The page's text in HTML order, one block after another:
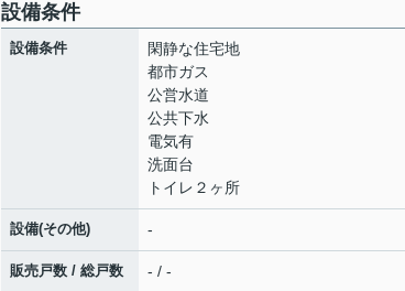
設備条件
設備条件
閑静な住宅地
都市ガス
公営水道
公共下水
電気有
洗面台
トイレ２ヶ所
設備(その他) -
販売戸数 / 総戸数 - / -